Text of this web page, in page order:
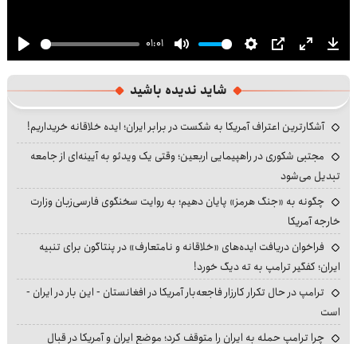
Play
01:01
Mute Settings
PIP Enter
شاید ندیده باشید
آشکارترین اعتراف آمریکا به شکست در برابر ایران؛ ایده خلاقانه خریداریم!
مجتبی شکوری در راهپیمایی اربعین؛ وقتی یک ویدئو به آیینه‌ای از جامعه
تبدیل می‌شود
چگونه به «جنگ هرمز» پایان دهیم؛ به روایت سخنگوی فارسی‌زبان وزارت
خارجه آمریکا
فراخوان دریافت ایده‌های «خلاقانه و نامتعارف» در پنتاگون برای تنبیه
ایران؛ کفگیر ترامپ به ته دیگ خورد!
ترامپ در حال تکرار کارزار فاجعه‌بار آمریکا در افغانستان - این بار در ایران -
است
چرا ترامپ حمله به ایران را متوقف کرد؛ موضع ایران و آمریکا در قبال